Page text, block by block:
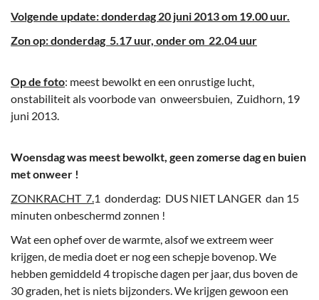
Volgende update: donderdag 20 juni 2013 om 19.00 uur.
Zon op: donderdag 5.17 uur, onder om 22.04 uur
Op de foto: meest bewolkt en een onrustige lucht,
onstabiliteit als voorbode van onweersbuien, Zuidhorn, 19
juni 2013.
Woensdag was meest bewolkt, geen zomerse dag en buien
met onweer !
ZONKRACHT 7.1 donderdag: DUS NIET LANGER dan 15
minuten onbeschermd zonnen !
Wat een ophef over de warmte, alsof we extreem weer
krijgen, de media doet er nog een schepje bovenop. We
hebben gemiddeld 4 tropische dagen per jaar, dus boven de
30 graden, het is niets bijzonders. We krijgen gewoon een